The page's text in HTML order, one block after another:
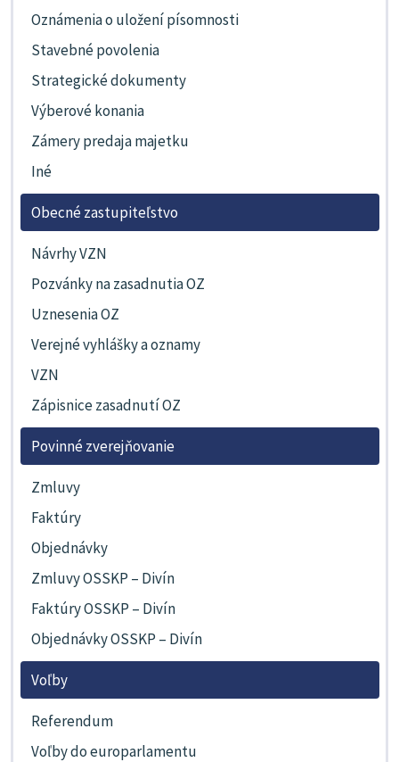
Oznámenia o uložení písomnosti
Stavebné povolenia
Strategické dokumenty
Výberové konania
Zámery predaja majetku
Iné
Obecné zastupiteľstvo
Návrhy VZN
Pozvánky na zasadnutia OZ
Uznesenia OZ
Verejné vyhlášky a oznamy
VZN
Zápisnice zasadnutí OZ
Povinné zverejňovanie
Zmluvy
Faktúry
Objednávky
Zmluvy OSSKP – Divín
Faktúry OSSKP – Divín
Objednávky OSSKP – Divín
Voľby
Referendum
Voľby do europarlamentu